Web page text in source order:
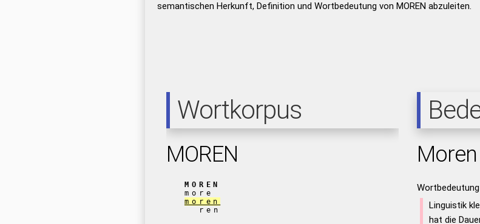
semantischen Herkunft, Definition und Wortbedeutung von MOREN abzuleiten.
Wortkorpus
MOREN
MOREN
more
moren
ren
Moren
Linguistik
hat die